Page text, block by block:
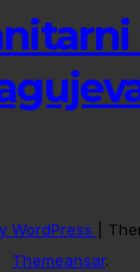
WordPress
Themeansar.